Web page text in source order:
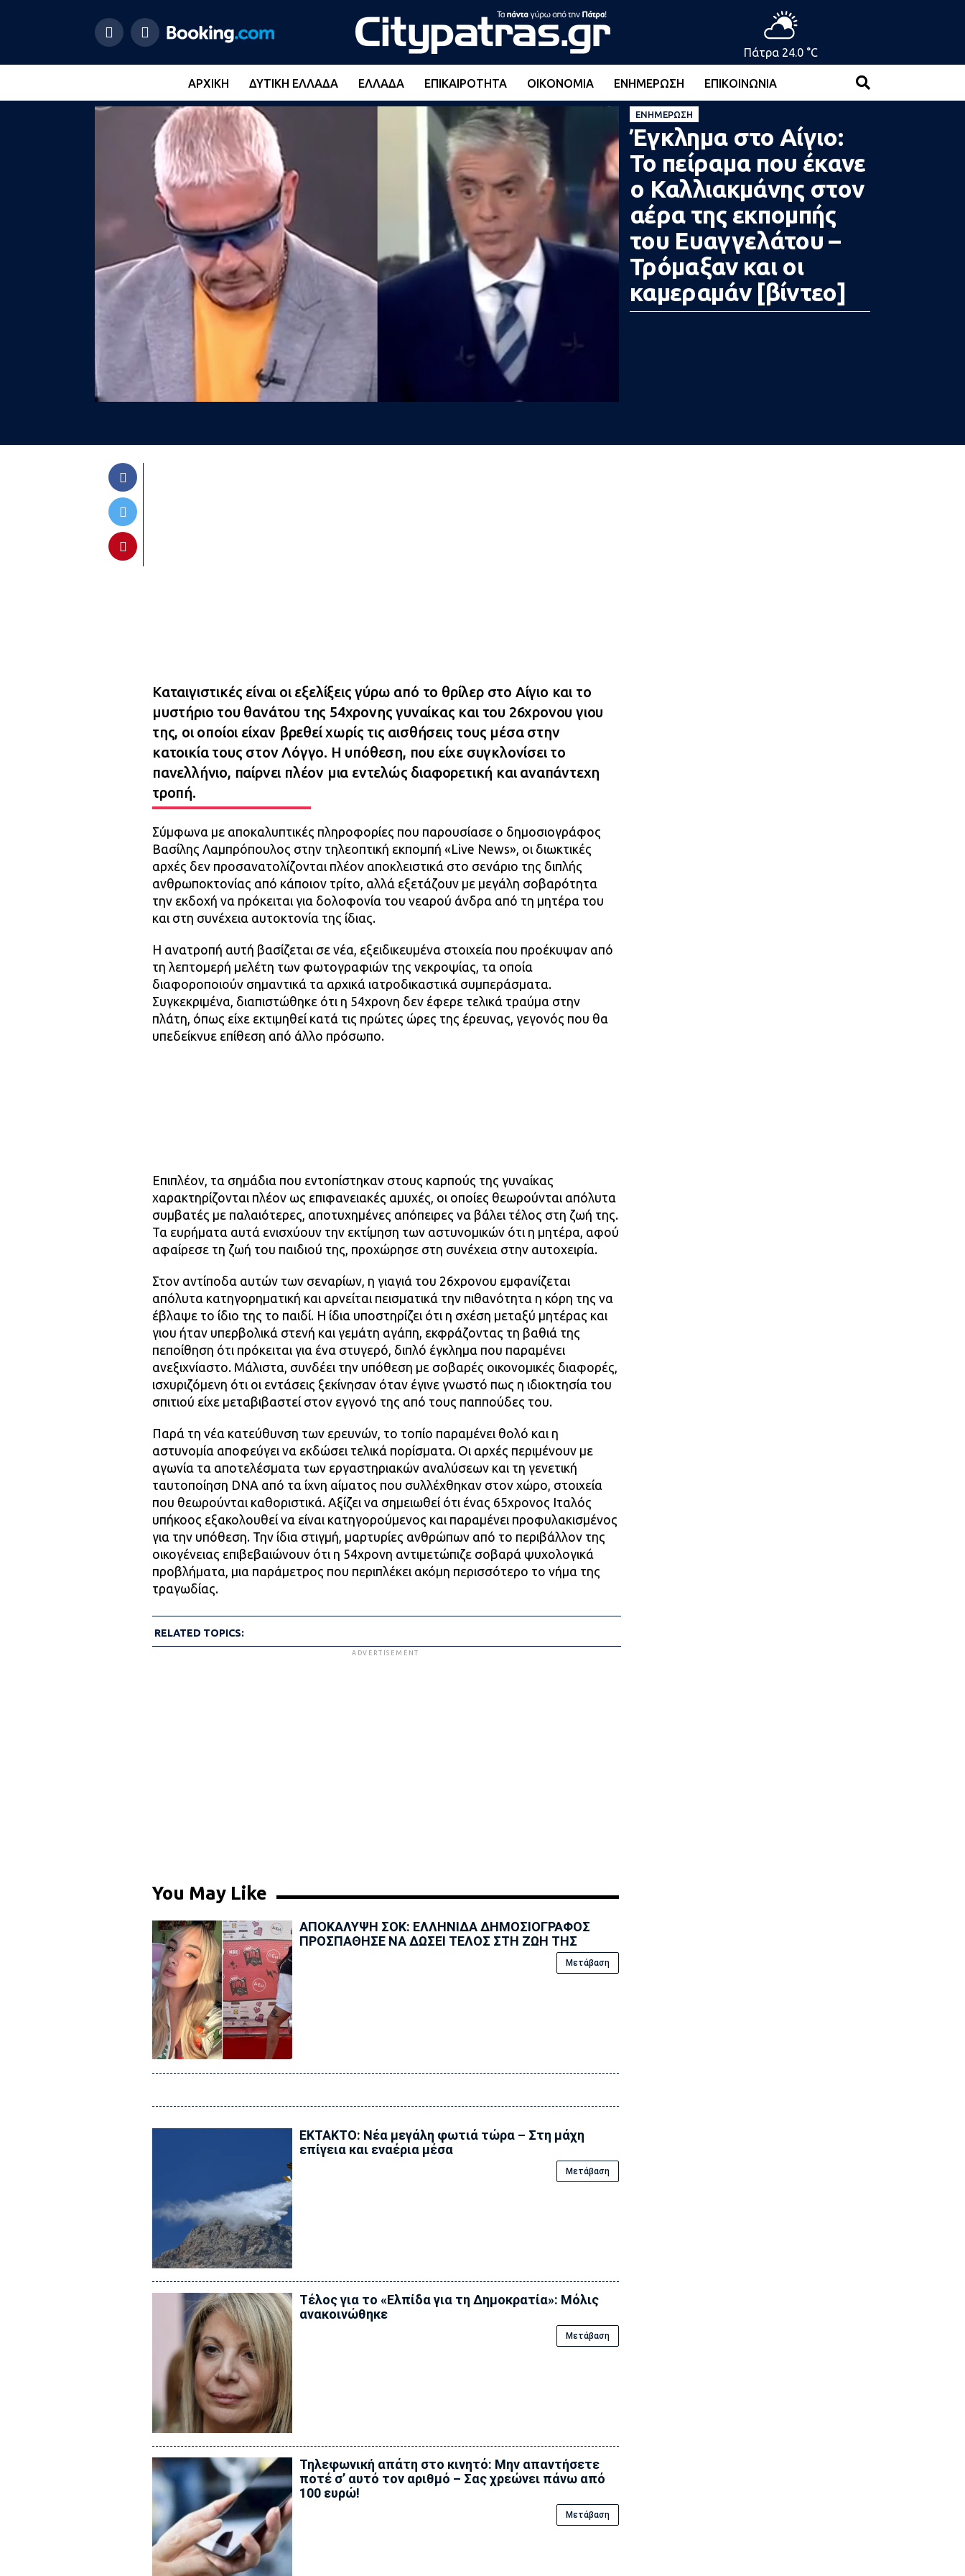
Πάτρα 24.0 °C
ΑΡΧΙΚΉ ΔΥΤΙΚΉ ΕΛΛΆΔΑ ΕΛΛΆΔΑ ΕΠΙΚΑΙΡΌΤΗΤΑ ΟΙΚΟΝΟΜΊΑ ΕΝΗΜΈΡΩΣΗ ΕΠΙΚΟΙΝΩΝΊΑ
ΕΝΗΜΈΡΩΣΗ
Έγκλημα στο Αίγιο:
Το πείραμα που έκανε
ο Καλλιακμάνης στον
αέρα της εκπομπής
του Ευαγγελάτου –
Τρόμαξαν και οι
καμεραμάν [βίντεο]
Καταιγιστικές είναι οι εξελίξεις γύρω από το θρίλερ στο Αίγιο και το
μυστήριο του θανάτου της 54χρονης γυναίκας και του 26χρονου γιου
της, οι οποίοι είχαν βρεθεί χωρίς τις αισθήσεις τους μέσα στην
κατοικία τους στον Λόγγο. Η υπόθεση, που είχε συγκλονίσει το
πανελλήνιο, παίρνει πλέον μια εντελώς διαφορετική και αναπάντεχη
τροπή.
Σύμφωνα με αποκαλυπτικές πληροφορίες που παρουσίασε ο δημοσιογράφος
Βασίλης Λαμπρόπουλος στην τηλεοπτική εκπομπή «Live News», οι διωκτικές
αρχές δεν προσανατολίζονται πλέον αποκλειστικά στο σενάριο της διπλής
ανθρωποκτονίας από κάποιον τρίτο, αλλά εξετάζουν με μεγάλη σοβαρότητα
την εκδοχή να πρόκειται για δολοφονία του νεαρού άνδρα από τη μητέρα του
και στη συνέχεια αυτοκτονία της ίδιας.
Η ανατροπή αυτή βασίζεται σε νέα, εξειδικευμένα στοιχεία που προέκυψαν από
τη λεπτομερή μελέτη των φωτογραφιών της νεκροψίας, τα οποία
διαφοροποιούν σημαντικά τα αρχικά ιατροδικαστικά συμπεράσματα.
Συγκεκριμένα, διαπιστώθηκε ότι η 54χρονη δεν έφερε τελικά τραύμα στην
πλάτη, όπως είχε εκτιμηθεί κατά τις πρώτες ώρες της έρευνας, γεγονός που θα
υπεδείκνυε επίθεση από άλλο πρόσωπο.
Επιπλέον, τα σημάδια που εντοπίστηκαν στους καρπούς της γυναίκας
χαρακτηρίζονται πλέον ως επιφανειακές αμυχές, οι οποίες θεωρούνται απόλυτα
συμβατές με παλαιότερες, αποτυχημένες απόπειρες να βάλει τέλος στη ζωή της.
Τα ευρήματα αυτά ενισχύουν την εκτίμηση των αστυνομικών ότι η μητέρα, αφού
αφαίρεσε τη ζωή του παιδιού της, προχώρησε στη συνέχεια στην αυτοχειρία.
Στον αντίποδα αυτών των σεναρίων, η γιαγιά του 26χρονου εμφανίζεται
απόλυτα κατηγορηματική και αρνείται πεισματικά την πιθανότητα η κόρη της να
έβλαψε το ίδιο της το παιδί. Η ίδια υποστηρίζει ότι η σχέση μεταξύ μητέρας και
γιου ήταν υπερβολικά στενή και γεμάτη αγάπη, εκφράζοντας τη βαθιά της
πεποίθηση ότι πρόκειται για ένα στυγερό, διπλό έγκλημα που παραμένει
ανεξιχνίαστο. Μάλιστα, συνδέει την υπόθεση με σοβαρές οικονομικές διαφορές,
ισχυριζόμενη ότι οι εντάσεις ξεκίνησαν όταν έγινε γνωστό πως η ιδιοκτησία του
σπιτιού είχε μεταβιβαστεί στον εγγονό της από τους παππούδες του.
Παρά τη νέα κατεύθυνση των ερευνών, το τοπίο παραμένει θολό και η
αστυνομία αποφεύγει να εκδώσει τελικά πορίσματα. Οι αρχές περιμένουν με
αγωνία τα αποτελέσματα των εργαστηριακών αναλύσεων και τη γενετική
ταυτοποίηση DNA από τα ίχνη αίματος που συλλέχθηκαν στον χώρο, στοιχεία
που θεωρούνται καθοριστικά. Αξίζει να σημειωθεί ότι ένας 65χρονος Ιταλός
υπήκοος εξακολουθεί να είναι κατηγορούμενος και παραμένει προφυλακισμένος
για την υπόθεση. Την ίδια στιγμή, μαρτυρίες ανθρώπων από το περιβάλλον της
οικογένειας επιβεβαιώνουν ότι η 54χρονη αντιμετώπιζε σοβαρά ψυχολογικά
προβλήματα, μια παράμετρος που περιπλέκει ακόμη περισσότερο το νήμα της
τραγωδίας.
RELATED TOPICS:
ADVERTISEMENT
You May Like
ΑΠΟΚΑΛΥΨΗ ΣΟΚ: ΕΛΛΗΝΙΔΑ ΔΗΜΟΣΙΟΓΡΑΦΟΣ
ΠΡΟΣΠΑΘΗΣΕ ΝΑ ΔΩΣΕΙ ΤΕΛΟΣ ΣΤΗ ΖΩΗ ΤΗΣ
Μετάβαση
ΕΚΤΑΚΤΟ: Νέα μεγάλη φωτιά τώρα – Στη μάχη
επίγεια και εναέρια μέσα
Μετάβαση
Τέλος για το «Ελπίδα για τη Δημοκρατία»: Μόλις
ανακοινώθηκε
Μετάβαση
Τηλεφωνική απάτη στο κινητό: Μην απαντήσετε
ποτέ σ’ αυτό τον αριθμό – Σας χρεώνει πάνω από
100 ευρώ!
Μετάβαση